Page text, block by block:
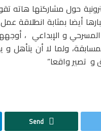
حول مشاركتها
أيضا بمثابة انطلاقة
و الإبداعي ،
ولما لا أن يتأهل و
و تصير واقعا”
Send